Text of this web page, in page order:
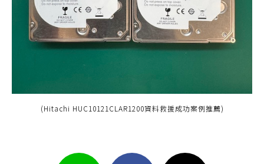
(Hitachi HUC10121CLAR1200資料救援成功案例推薦)